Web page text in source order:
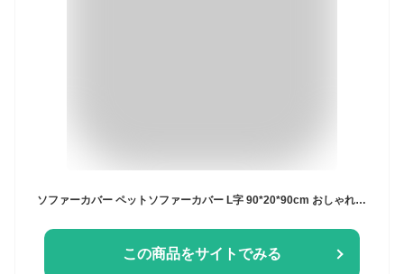
ソファーカバー ペットソファーカバー L字 90*20*90cm おしゃれ 柔らかい 滑り止め マルチカバー 替えカバー 洗濯OK カラー 1/2/3/4人掛け 北欧風 花柄 傷防止 汚れ防止 フィット ゴージャス エレガント 犬猫対策 肘付き 肘なし 多機能
この商品をサイトでみる